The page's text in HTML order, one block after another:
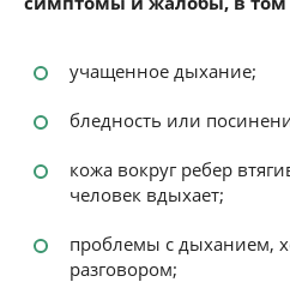
учащенное дыхание;
бледность или
кожа вокруг ребер
человек вдыхает;
проблемы с дыханием,
разговором;